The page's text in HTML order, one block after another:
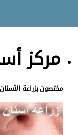
مركز
مختصون بزراعة الأسنان